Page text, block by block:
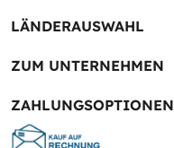
LÄNDERAUSWAHL
ZUM UNTERNEHMEN
ZAHLUNGSOPTIONEN